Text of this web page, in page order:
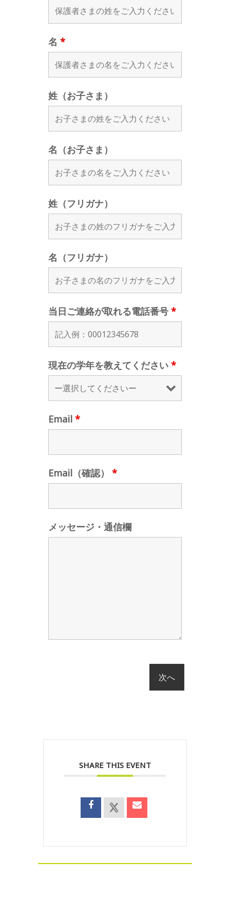
名 *
姓（お子さま）
名（お子さま）
姓（フリガナ）
名（フリガナ）
当日ご連絡が取れる電話番号 *
現在の学年を教えてください *
Email *
Email（確認） *
メッセージ・通信欄
SHARE THIS EVENT